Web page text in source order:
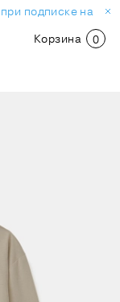
подписке на
Корзина 0